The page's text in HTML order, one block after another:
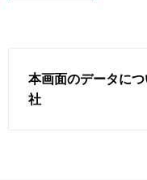
本画面のデータに
社